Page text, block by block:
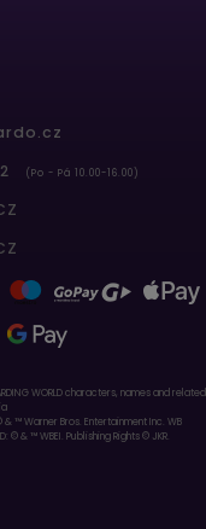
(Po - Pá 10.00-16.00)
WORLD characters, names and related
& ™ Warner Bros. Entertainment Inc. WB
© & ™ WBEI. Publishing Rights © JKR.